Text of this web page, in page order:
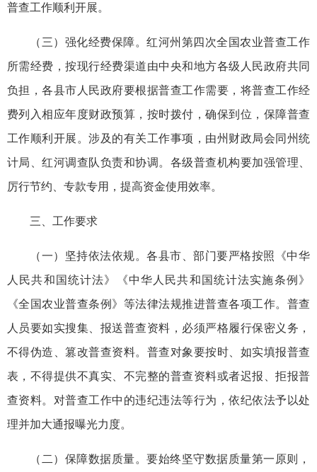
普查工作顺利开展。
（三）强化经费保障。红河州第四次全国农业普查工作
所需经费，按现行经费渠道由中央和地方各级人民政府共同
负担，各县市人民政府要根据普查工作需要，将普查工作经
费列入相应年度财政预算，按时拨付，确保到位，保障普查
工作顺利开展。涉及的有关工作事项，由州财政局会同州统
计局、红河调查队负责和协调。各级普查机构要加强管理、
厉行节约、专款专用，提高资金使用效率。
三、工作要求
（一）坚持依法依规。各县市、部门要严格按照《中华
人民共和国统计法》《中华人民共和国统计法实施条例》
《全国农业普查条例》等法律法规推进普查各项工作。普查
人员要如实搜集、报送普查资料，必须严格履行保密义务，
不得伪造、篡改普查资料。普查对象要按时、如实填报普查
表，不得提供不真实、不完整的普查资料或者迟报、拒报普
查资料。对普查工作中的违纪违法等行为，依纪依法予以处
理并加大通报曝光力度。
（二）保障数据质量。要始终坚守数据质量第一原则，